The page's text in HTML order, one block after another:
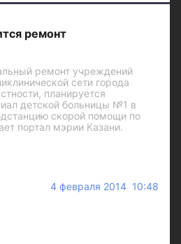
ремонт
ремонт учреждений
сети города
планируется
детской больницы №1 в
скорой помощи по
портал мэрии Казани.
4 февраля 2014 10:48